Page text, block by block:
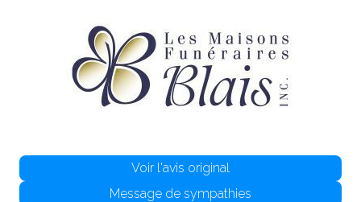
Voir l'avis original
Message de sympathies